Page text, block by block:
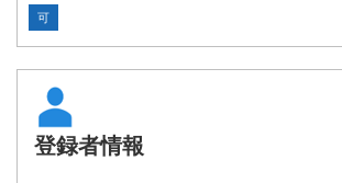
可
登録者情報